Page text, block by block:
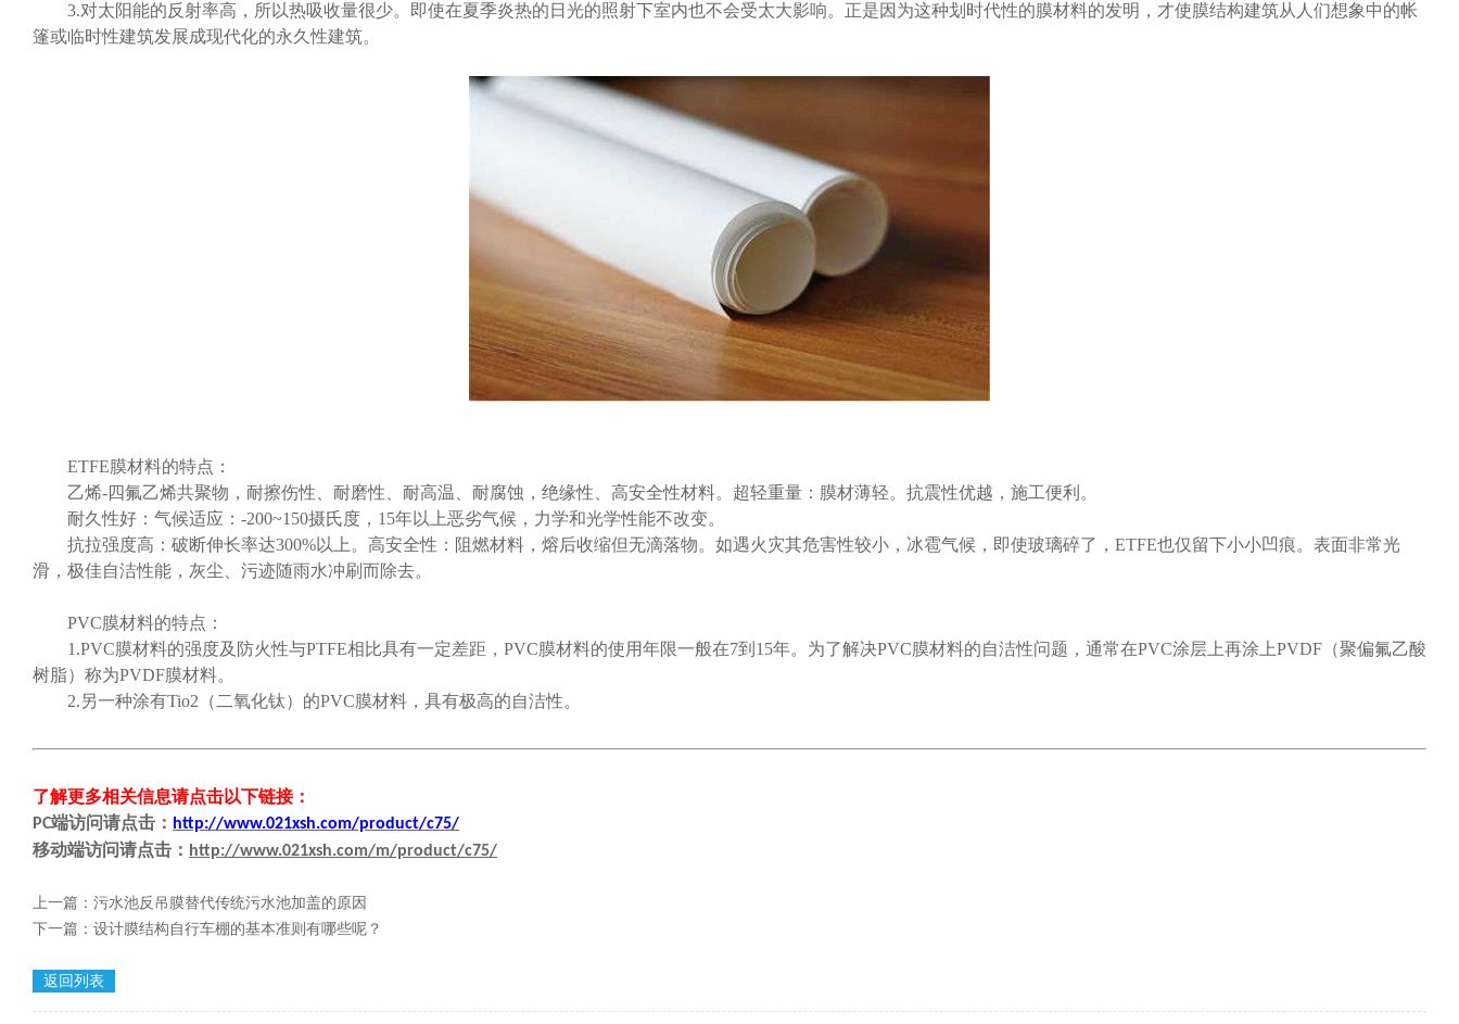
3.对太阳能的反射率高，所以热吸收量很少。即使在夏季炎热的日光的照射下室内也不会受太大影响。正是因为这种划时代性的膜材料的发明，才使膜结构建筑从人们想象中的帐
篷或临时性建筑发展成现代化的永久性建筑。
ETFE膜材料的特点：
乙烯-四氟乙烯共聚物，耐擦伤性、耐磨性、耐高温、耐腐蚀，绝缘性、高安全性材料。超轻重量：膜材薄轻。抗震性优越，施工便利。
耐久性好：气候适应：-200~150摄氏度，15年以上恶劣气候，力学和光学性能不改变。
抗拉强度高：破断伸长率达300%以上。高安全性：阻燃材料，熔后收缩但无滴落物。如遇火灾其危害性较小，冰雹气候，即使玻璃碎了，ETFE也仅留下小小凹痕。表面非常光
滑，极佳自洁性能，灰尘、污迹随雨水冲刷而除去。
PVC膜材料的特点：
1.PVC膜材料的强度及防火性与PTFE相比具有一定差距，PVC膜材料的使用年限一般在7到15年。为了解决PVC膜材料的自洁性问题，通常在PVC涂层上再涂上PVDF（聚偏氟乙酸
树脂）称为PVDF膜材料。
2.另一种涂有Tio2（二氧化钛）的PVC膜材料，具有极高的自洁性。
了解更多相关信息请点击以下链接：
PC端访问请点击 ： http://www.021xsh.com/product/c75/
移动端访问请点击 ： http://www.021xsh.com/m/product/c75/
上一篇： 污水池反吊膜替代传统污水池加盖的原因
下一篇： 设计膜结构自行车棚的基本准则有哪些呢？
返回列表